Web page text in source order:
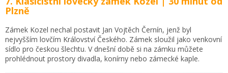
Plzně
Zámek Kozel nechal postavit Jan Vojtěch Černín, jenž byl
nejvyšším lovčím Království Českého. Zámek sloužil jako venkovní
sídlo pro českou šlechtu. V dnešní době si na zámku můžete
prohlédnout prostory divadla, konírny nebo zámecké kaple.